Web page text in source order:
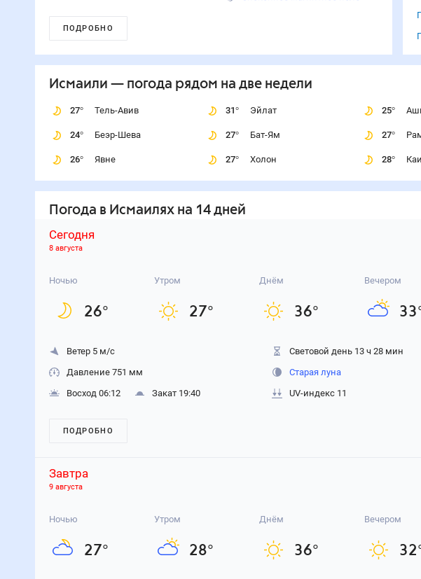
ПОДРОБНО
Исмаили — погода рядом на две недели
27° Тель-Авив
24° Беэр-Шева
26° Явне
31° Эйлат
27° Бат-Ям
27° Холон
25°
27°
28°
Погода в Исмаиляхна 14 дней
Сегодня
8 августа
Ночью
26°
Утром
27°
Днём
36°
Вечером
33
Ветер 5 м/с
Давление 751 мм
Восход 06:12
Закат 19:40
Световой день 13 ч 28 мин
Старая луна
UV-индекс 11
ПОДРОБНО
Завтра
9 августа
Ночью
27°
Утром
28°
Днём
36°
Вечером
32